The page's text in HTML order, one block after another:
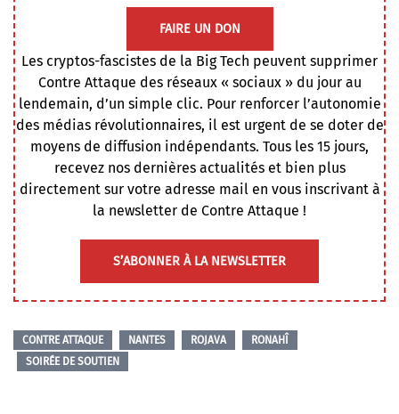
FAIRE UN DON
Les cryptos-fascistes de la Big Tech peuvent supprimer
Contre Attaque des réseaux « sociaux » du jour au
lendemain, d’un simple clic. Pour renforcer l’autonomie
des médias révolutionnaires, il est urgent de se doter de
moyens de diffusion indépendants. Tous les 15 jours,
recevez nos dernières actualités et bien plus
directement sur votre adresse mail en vous inscrivant à
la newsletter de Contre Attaque !
S’ABONNER À LA NEWSLETTER
CONTRE ATTAQUE NANTES ROJAVA
RONAHÎ
SOIRÉE DE SOUTIEN